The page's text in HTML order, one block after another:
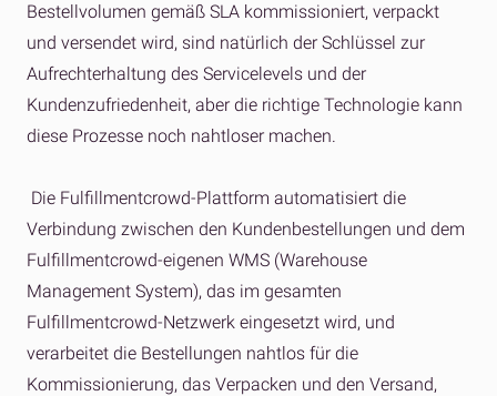
Bestellvolumen gemäß SLA kommissioniert, verpackt
und versendet wird, sind natürlich der Schlüssel zur
Aufrechterhaltung des Servicelevels und der
Kundenzufriedenheit, aber die richtige Technologie kann
diese Prozesse noch nahtloser machen.
Die Fulfillmentcrowd-Plattform automatisiert die
Verbindung zwischen den Kundenbestellungen und dem
Fulfillmentcrowd-eigenen WMS (Warehouse
Management System), das im gesamten
Fulfillmentcrowd-Netzwerk eingesetzt wird, und
verarbeitet die Bestellungen nahtlos für die
Kommissionierung, das Verpacken und den Versand,